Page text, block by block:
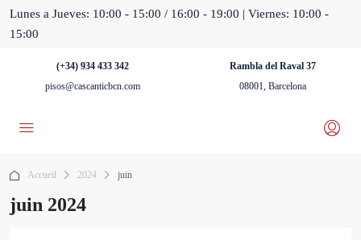
Lunes a Jueves: 10:00 - 15:00 / 16:00 - 19:00 | Viernes: 10:00 -
15:00
(+34) 934 433 342
pisos@cascanticbcn.com
Rambla del Raval 37
08001, Barcelona
Accueil 2024 juin
juin 2024